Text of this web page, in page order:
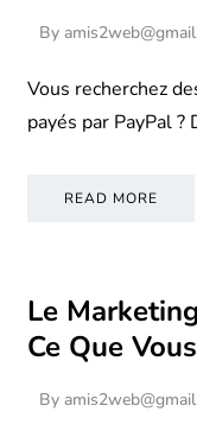
By
Vous recherchez
payés par PayPal
READ MORE
Le
Ce Que
By